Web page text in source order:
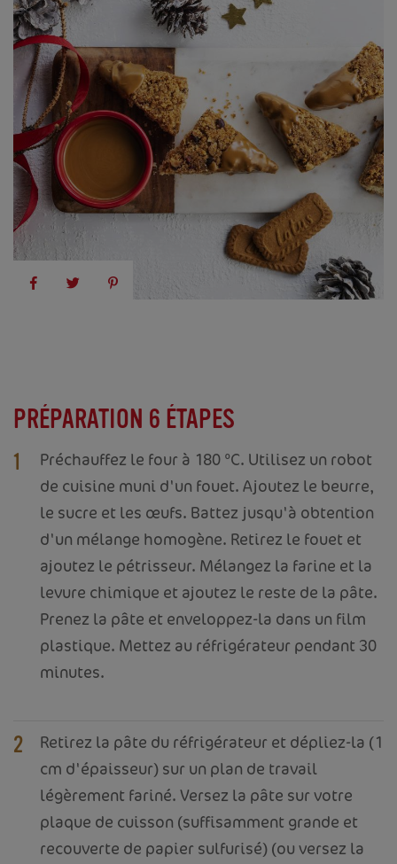
PRÉPARATION 6 ÉTAPES
1
Préchauffez le four à 180 °C. Utilisez un robot
de cuisine muni d'un fouet. Ajoutez le beurre,
le sucre et les œufs. Battez jusqu'à obtention
d'un mélange homogène. Retirez le fouet et
ajoutez le pétrisseur. Mélangez la farine et la
levure chimique et ajoutez le reste de la pâte.
Prenez la pâte et enveloppez-la dans un film
plastique. Mettez au réfrigérateur pendant 30
minutes.
2
Retirez la pâte du réfrigérateur et dépliez-la (1
cm d'épaisseur) sur un plan de travail
légèrement fariné. Versez la pâte sur votre
plaque de cuisson (suffisamment grande et
recouverte de papier sulfurisé) (ou versez la